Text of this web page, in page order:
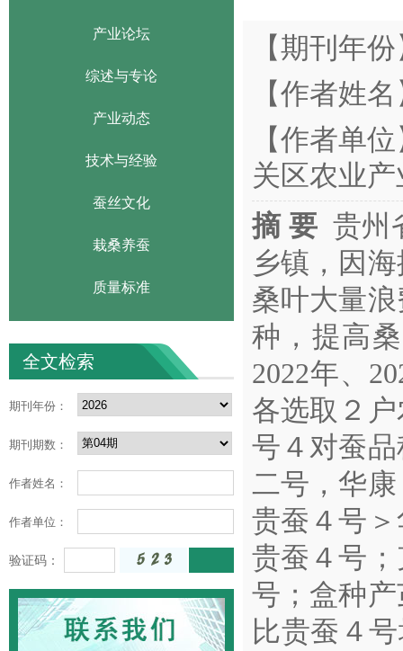
产业论坛
综述与专论
产业动态
技术与经验
蚕丝文化
栽桑养蚕
质量标准
全文检索
期刊年份：
期刊期数：
作者姓名：
作者单位：
验证码：
【期刊年
【作者姓
【作者单
关区农业
摘 要 贵州
乡镇，因
桑叶大量
种，提高
2022年、
各选取２
号４对蚕
二号，华
贵蚕４号
贵蚕４号
号；盒种
比贵蚕４